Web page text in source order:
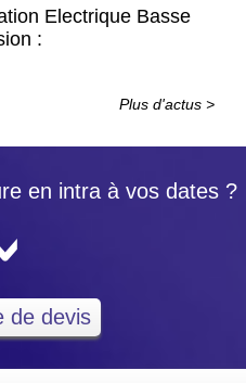
Electrique Basse
:
Plus d'actus >
en intra à vos dates ?
de devis